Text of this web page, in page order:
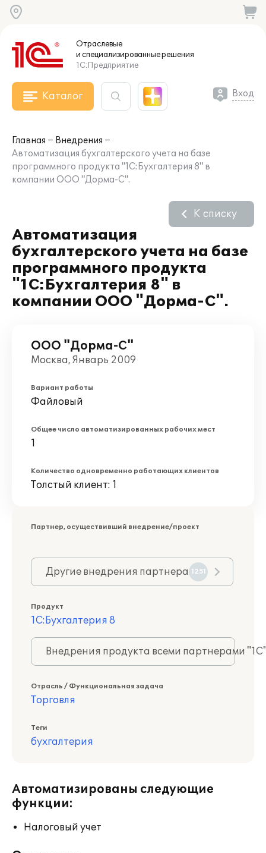
Отраслевые
и специализированныерешения
1С:Предприятие
Каталог Вход
Главная
Внедрения
Автоматизация бухгалтерского учета на базе
программного продукта "1С:Бухгалтерия 8" в
компании ООО "Дорма-С".
Автоматизация
бухгалтерского учета на базе
программного продукта
"1С:Бухгалтерия 8" в
компании ООО "Дорма-С".
К списку
ООО "Дорма-С"
Москва, Январь 2009
Вариант работы
Файловый
Общее число автоматизированных рабочих мест
1
Количество одновременно работающих клиентов
Толстый клиент: 1
Партнер, осуществивший внедрение/проект
Другие внедрения партнера 1251
Продукт
1С:Бухгалтерия 8
Внедрения продукта всеми партнерами
Отрасль / Функциональная задача
Торговля
Теги
бухгалтерия
Автоматизированы следующие
функции:
Налоговый учет